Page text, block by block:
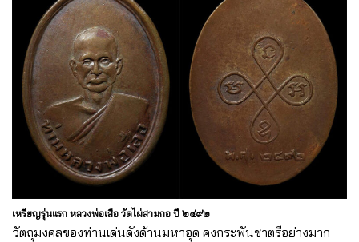
เหรียญรุ่นแรก หลวงพ่อเสือ วัดไผ่สามกอ ปี ๒๔๙๒
วัตถุมงคลของท่านเด่นดังด้านมหาอุด คงกระพันชาตรีอย่างมาก